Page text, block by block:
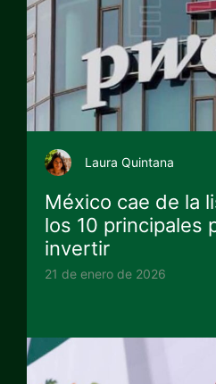
Laura Quintana
México cae de la
los 10 principales
invertir
21 de enero de 2026